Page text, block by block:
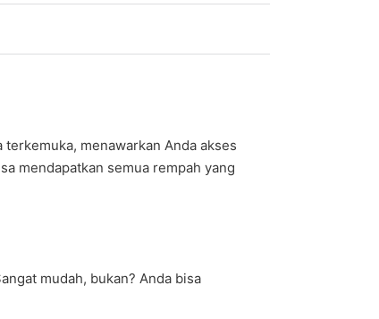
menawarkan Anda akses
mendapatkan semua rempah yang
mudah, bukan? Anda bisa